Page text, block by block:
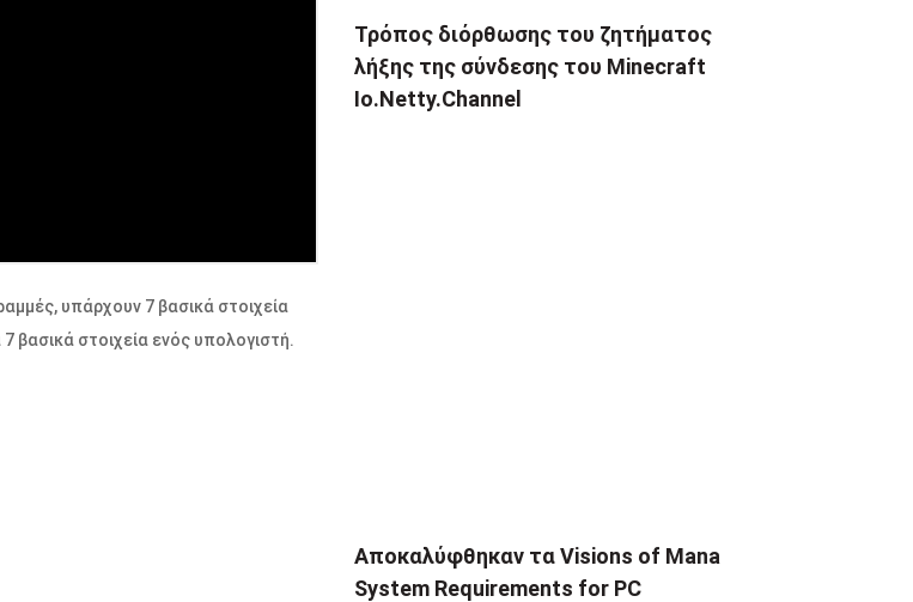
υπάρχουν 7 βασικά στοιχεία
βασικά στοιχεία ενός υπολογιστή.
Τρόπος διόρθωσης του ζητήματος
λήξης της σύνδεσης του Minecraft
Io.Netty.Channel
Αποκαλύφθηκαν τα Visions of Mana
System Requirements for PC